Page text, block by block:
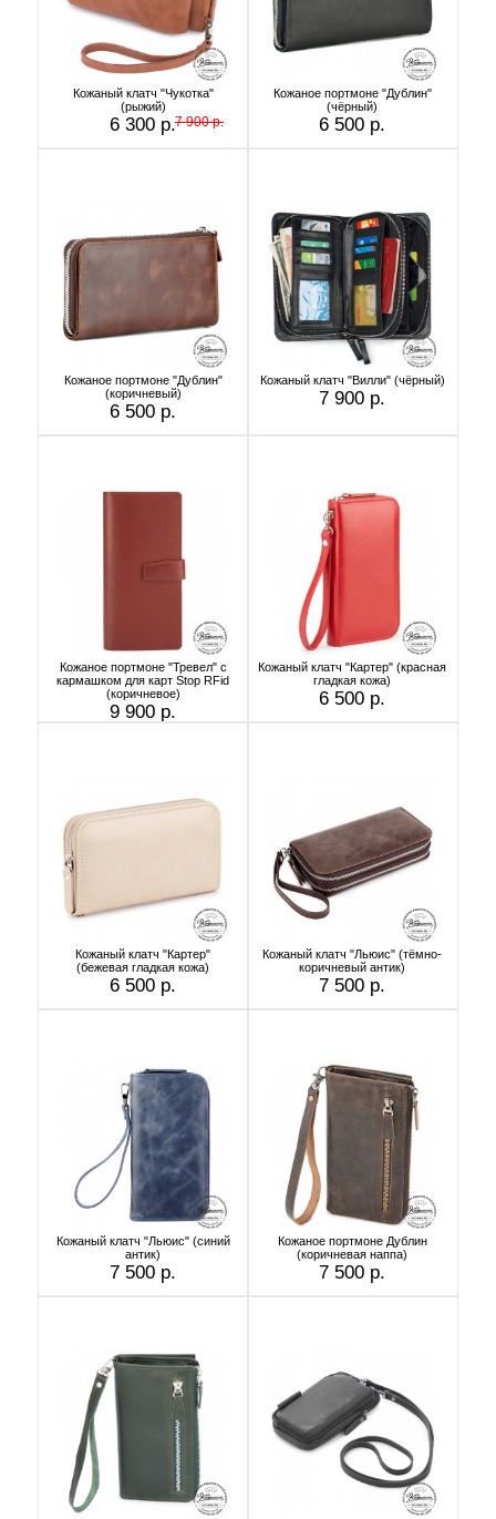
Кожаный клатч "Чукотка"
(рыжий)
6 300 р.7 900 р.
Кожаное портмоне "Дублин"
(чёрный)
6 500 р.
Кожаное портмоне "Дублин"
(коричневый)
6 500 р.
Кожаный клатч "Вилли" (чёрный)
7 900 р.
Кожаное портмоне "Тревел" с
кармашком для карт Stop RFid
(коричневое)
9 900 р.
Кожаный клатч "Картер" (красная
гладкая кожа)
6 500 р.
Кожаный клатч "Картер"
(бежевая гладкая кожа)
6 500 р.
Кожаный клатч "Льюис" (тёмно-
коричневый антик)
7 500 р.
Кожаный клатч "Льюис" (синий
антик)
7 500 р.
Кожаное портмоне Дублин
(коричневая наппа)
7 500 р.